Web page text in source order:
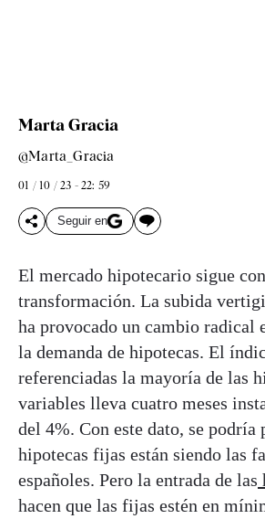
Marta Gracia
@Marta_Gracia
01 / 10 / 23 - 22: 59
Seguir en
El mercado hipotecario sigue
transformación. La subida
ha provocado un cambio radical
la demanda de hipotecas. El
referenciadas la mayoría de las
variables lleva cuatro meses
del 4%. Con este dato, se podría
hipotecas fijas están siendo las
españoles. Pero la entrada de las
hacen que las fijas estén en